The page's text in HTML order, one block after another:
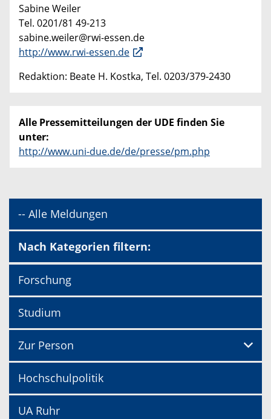
Sabine Weiler
Tel. 0201/81 49-213
sabine.weiler@rwi-essen.de
http://www.rwi-essen.de
Redaktion: Beate H. Kostka, Tel. 0203/379-2430
Alle Pressemitteilungen der UDE finden Sie
unter:
http://www.uni-due.de/de/presse/pm.php
-- Alle Meldungen
Nach Kategorien filtern:
Forschung
Studium
Zur Person
Hochschulpolitik
UA Ruhr